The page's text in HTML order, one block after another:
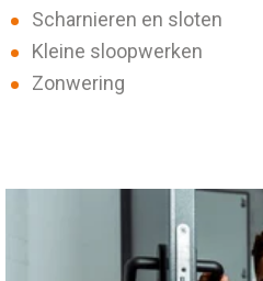
Scharnieren en sloten
Kleine sloopwerken
Zonwering